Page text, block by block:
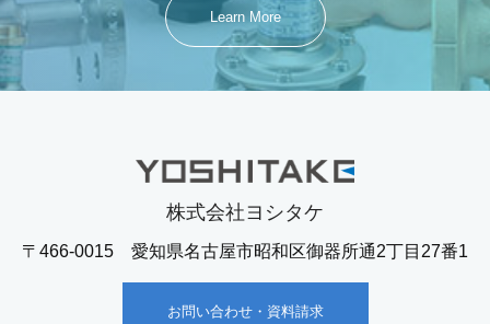
Learn More
株式会社ヨシタケ
〒466-0015 愛知県名古屋市昭和区御器所通2丁目27番1
お問い合わせ・資料請求